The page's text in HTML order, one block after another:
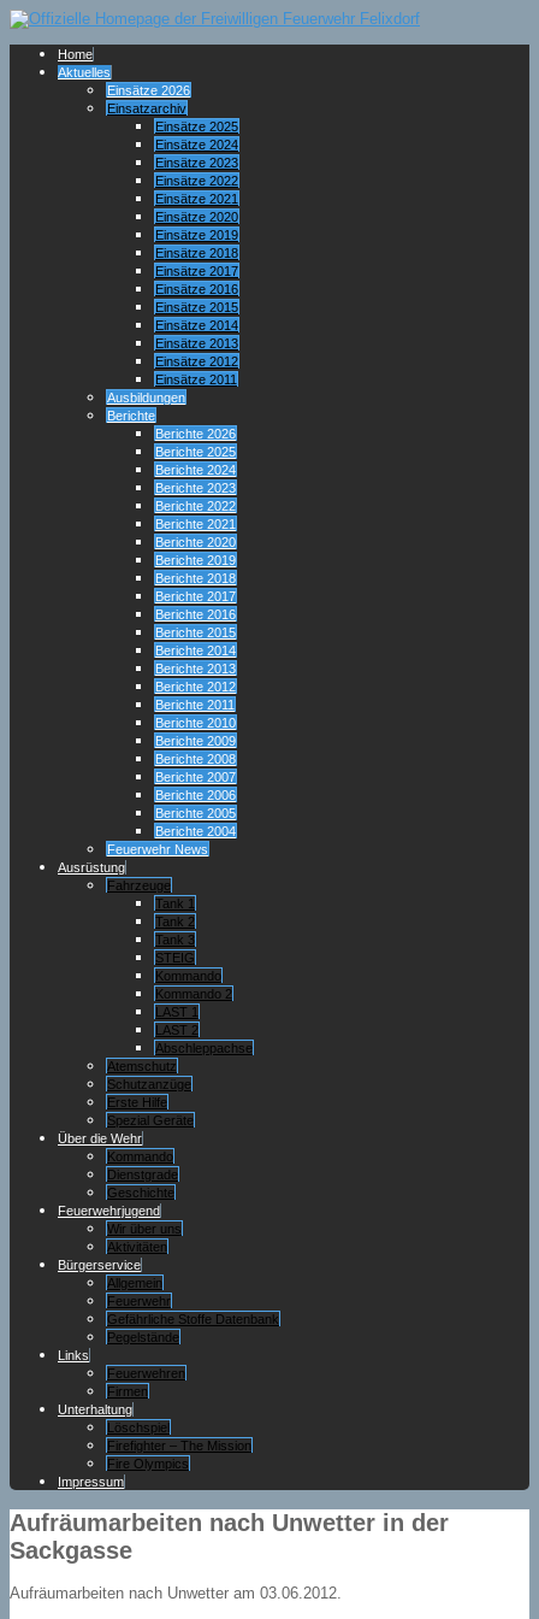
Home
Aktuelles
Einsätze 2026
Einsatzarchiv
Einsätze 2025
Einsätze 2024
Einsätze 2023
Einsätze 2022
Einsätze 2021
Einsätze 2020
Einsätze 2019
Einsätze 2018
Einsätze 2017
Einsätze 2016
Einsätze 2015
Einsätze 2014
Einsätze 2013
Einsätze 2012
Einsätze 2011
Ausbildungen
Berichte
Berichte 2026
Berichte 2025
Berichte 2024
Berichte 2023
Berichte 2022
Berichte 2021
Berichte 2020
Berichte 2019
Berichte 2018
Berichte 2017
Berichte 2016
Berichte 2015
Berichte 2014
Berichte 2013
Berichte 2012
Berichte 2011
Berichte 2010
Berichte 2009
Berichte 2008
Berichte 2007
Berichte 2006
Berichte 2005
Berichte 2004
Feuerwehr News
Ausrüstung
Fahrzeuge
Tank 1
Tank 2
Tank 3
STEIG
Kommando
Kommando 2
LAST 1
LAST 2
Abschleppachse
Atemschutz
Schutzanzüge
Erste Hilfe
Spezial Geräte
Über die Wehr
Kommando
Dienstgrade
Geschichte
Feuerwehrjugend
Wir über uns
Aktivitäten
Bürgerservice
Allgemein
Feuerwehr
Gefährliche Stoffe Datenbank
Pegelstände
Links
Feuerwehren
Firmen
Unterhaltung
Löschspiel
Firefighter – The Mission
Fire Olympics
Impressum
Aufräumarbeiten nach Unwetter in der
Sackgasse
Aufräumarbeiten nach Unwetter am 03.06.2012.